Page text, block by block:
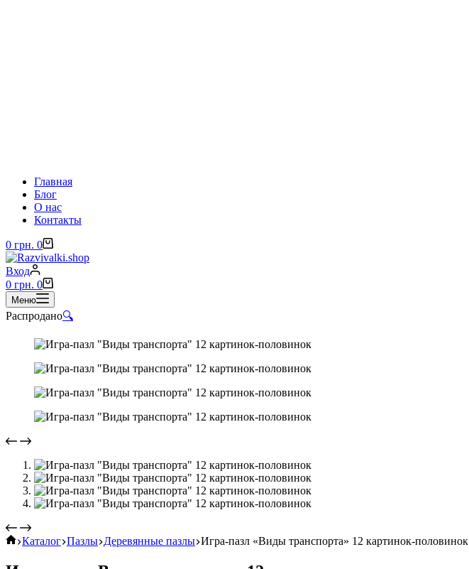
Главная
Блог
О нас
Контакты
0 грн. 0
Вход
0 грн. 0
Меню
Распродано🔍
Каталог Пазлы Деревянные пазлы Игра-пазл «Виды транспорта» 12 картинок-половинок